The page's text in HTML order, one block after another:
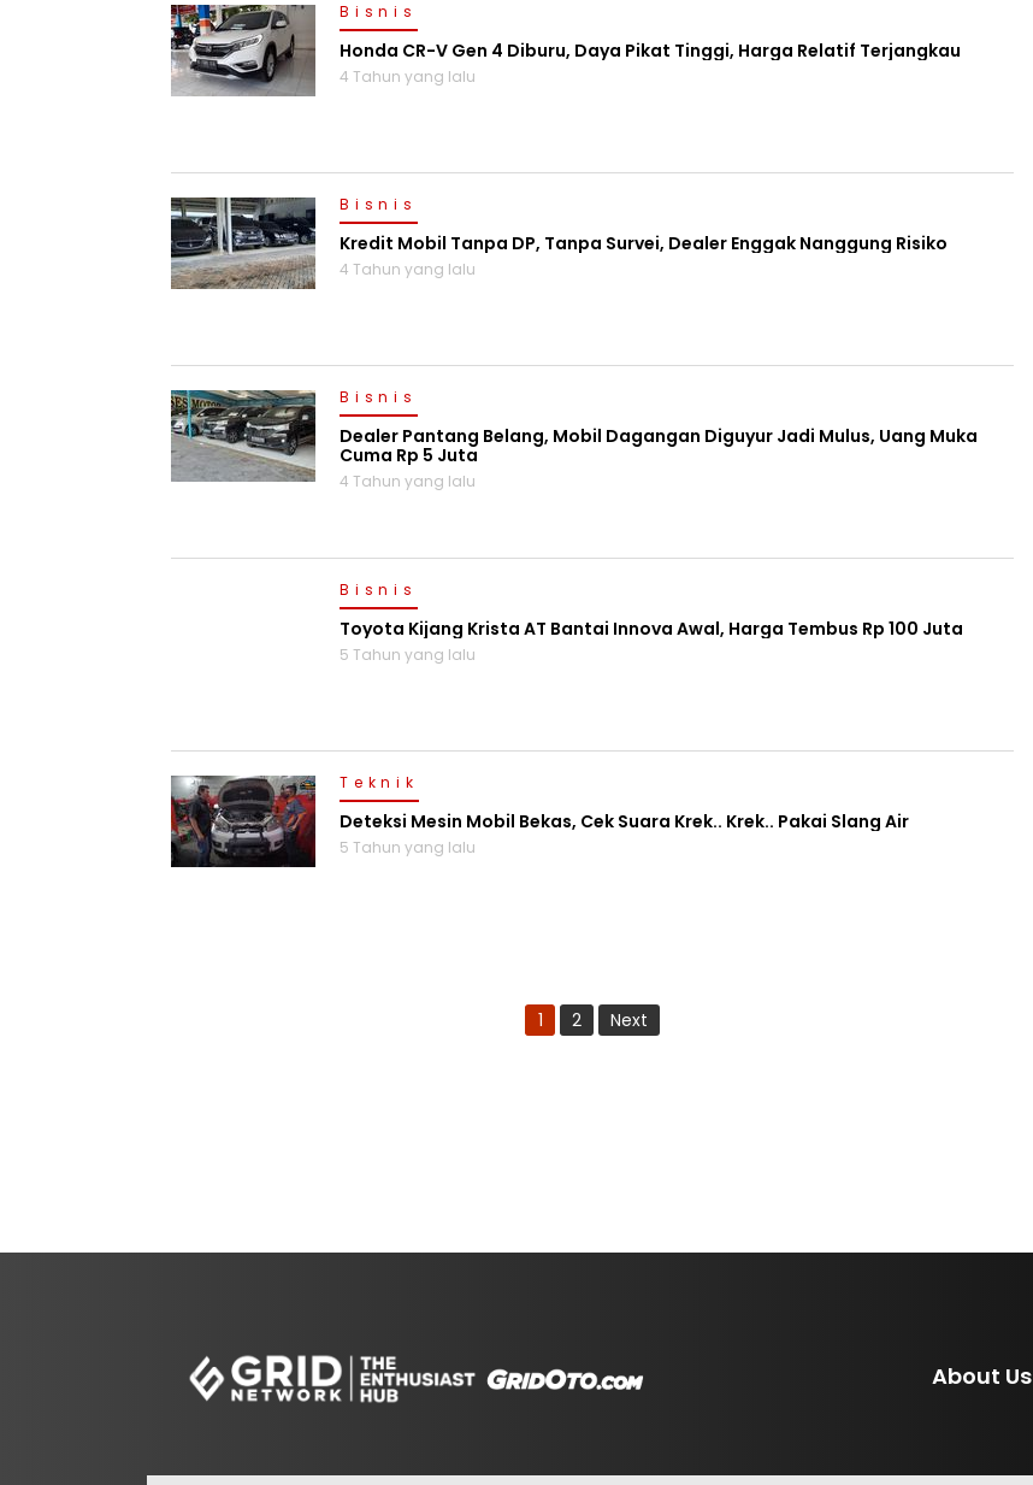
Bisnis
Honda CR-V Gen 4 Diburu, Daya Pikat Tinggi, Harga Relatif Terjangkau
4 Tahun yang lalu
Bisnis
Kredit Mobil Tanpa DP, Tanpa Survei, Dealer Enggak Nanggung Risiko
4 Tahun yang lalu
Bisnis
Dealer Pantang Belang, Mobil Dagangan Diguyur Jadi Mulus, Uang Muka
Cuma Rp 5 Juta
4 Tahun yang lalu
Bisnis
Toyota Kijang Krista AT Bantai Innova Awal, Harga Tembus Rp 100 Juta
5 Tahun yang lalu
Teknik
Deteksi Mesin Mobil Bekas, Cek Suara Krek.. Krek.. Pakai Slang Air
5 Tahun yang lalu
1 2 Next
About Us